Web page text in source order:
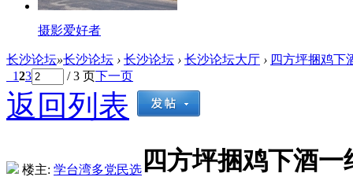
摄影爱好者
长沙论坛»长沙论坛 › 长沙论坛 › 长沙论坛大厅 › 四方坪捆鸡下
123 / 3 页下一页
返回列表
楼主: 学台湾多党民选 四方坪捆鸡下酒